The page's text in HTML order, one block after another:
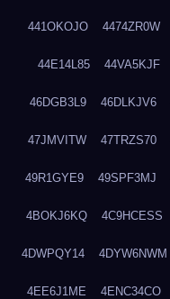
441OKOJO 4474ZR0W
44E14L85 44VA5KJF
46DGB3L9 46DLKJV6
47JMVITW 47TRZS70
49R1GYE9 49SPF3MJ
4BOKJ6KQ 4C9HCESS
4DWPQY14 4DYW6NWM
4EE6J1ME 4ENC34CO